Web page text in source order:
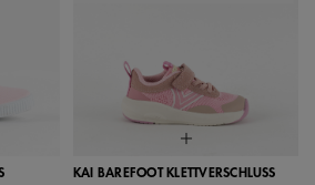
KAI BAREFOOT KLETTVERSCHLUSS